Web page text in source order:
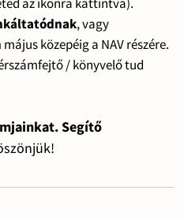
, vagy
május közepéig a NAV részére.
/ könyvelő tud
Segítő